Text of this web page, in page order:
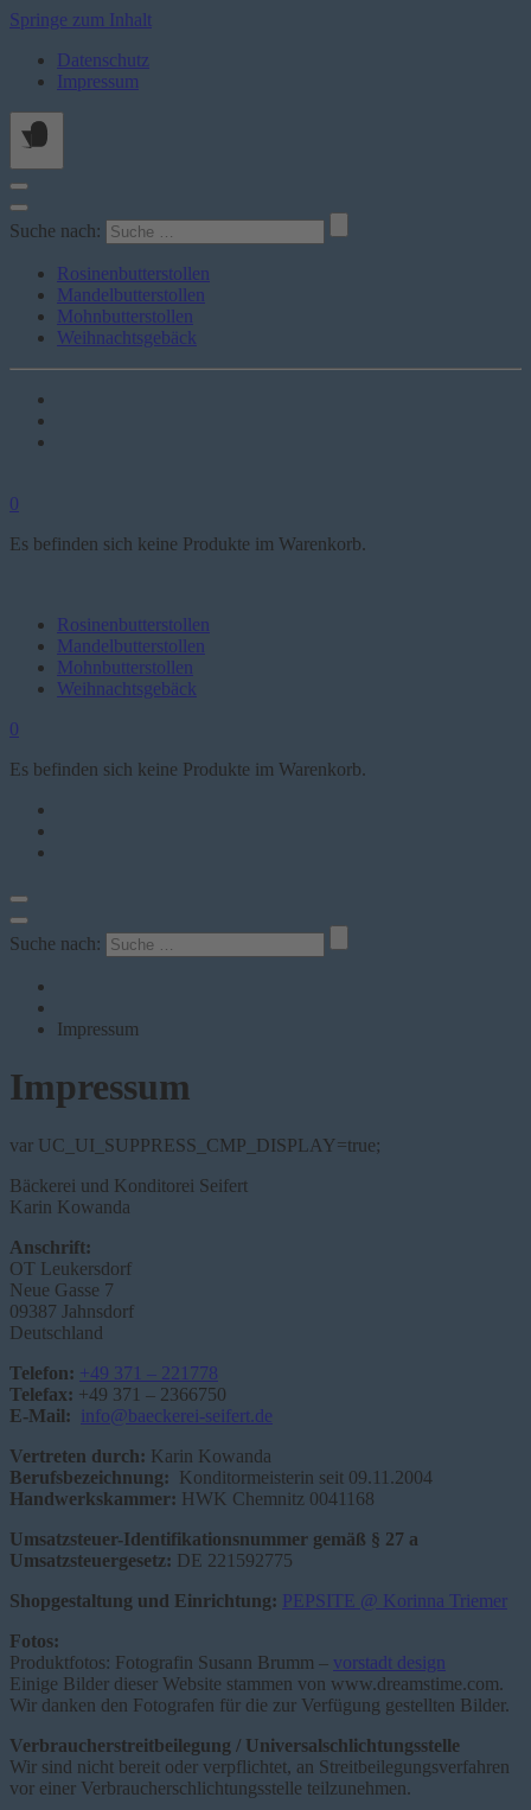
Springe zum Inhalt
Datenschutz
Impressum
Suche nach:
Rosinenbutterstollen
Mandelbutterstollen
Mohnbutterstollen
Weihnachtsgebäck
0
Es befinden sich keine Produkte im Warenkorb.
Rosinenbutterstollen
Mandelbutterstollen
Mohnbutterstollen
Weihnachtsgebäck
0
Es befinden sich keine Produkte im Warenkorb.
Suche nach:
Impressum
Impressum
var UC_UI_SUPPRESS_CMP_DISPLAY=true;
Bäckerei und Konditorei Seifert
Karin Kowanda
Anschrift:
OT Leukersdorf
Neue Gasse 7
09387 Jahnsdorf
Deutschland
Telefon: +49 371 – 221778
Telefax: +49 371 – 2366750
E-Mail: info@baeckerei-seifert.de
Vertreten durch: Karin Kowanda
Berufsbezeichnung: Konditormeisterin seit 09.11.2004
Handwerkskammer: HWK Chemnitz 0041168
Umsatzsteuer-Identifikationsnummer gemäß § 27 a
Umsatzsteuergesetz: DE 221592775
Shopgestaltung und Einrichtung: PEPSITE @ Korinna Triemer
Fotos:
Produktfotos: Fotografin Susann Brumm – vorstadt design
Einige Bilder dieser Website stammen von www.dreamstime.com.
Wir danken den Fotografen für die zur Verfügung gestellten Bilder.
Verbraucherstreitbeilegung / Universalschlichtungsstelle
Wir sind nicht bereit oder verpflichtet, an Streitbeilegungsverfahren
vor einer Verbraucherschlichtungsstelle teilzunehmen.